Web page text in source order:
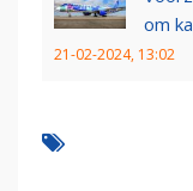
om
21-02-2024, 13:02